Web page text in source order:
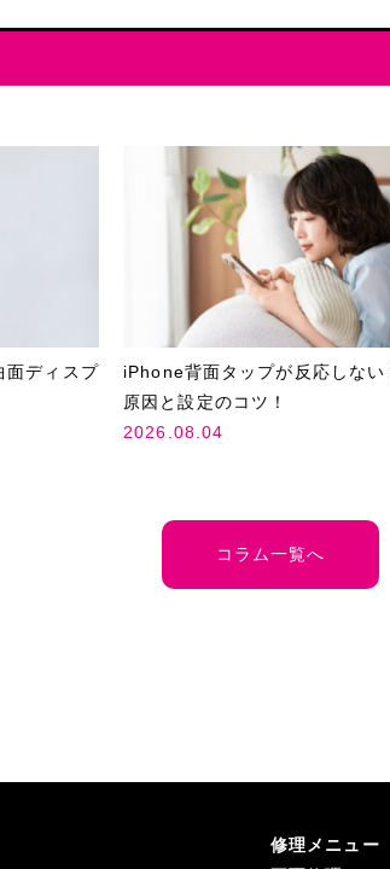
面ディスプ
iPhone背面タップが反応しない
原因と設定のコツ！
2026.08.04
コラム一覧へ
修理メニュー